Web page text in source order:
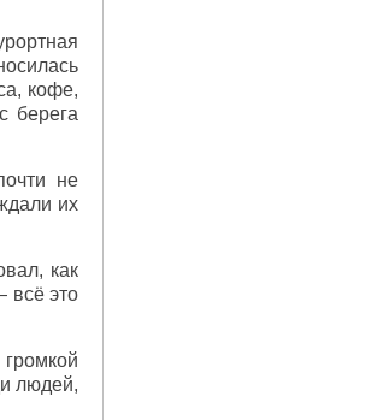
кофе,
берега
не
их
как
всё это
людей,